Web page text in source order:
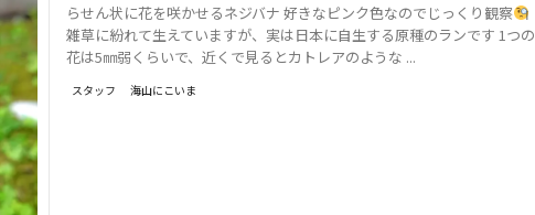
らせん状に花を咲かせるネジバナ 好きなピンク色なのでじっくり観察
雑草に紛れて生えていますが、実は日本に自生する原種のランです 1つの
花は5㎜弱くらいで、近くで見るとカトレアのような ...
スタッフ 海山にこいま